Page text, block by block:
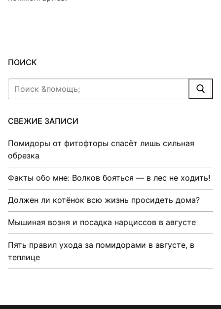
ПОИСК
Найти:
СВЕЖИЕ ЗАПИСИ
Помидоры от фитофторы спасёт лишь сильная
обрезка
Факты обо мне: Волков бояться — в лес не ходить!
Должен ли котёнок всю жизнь просидеть дома?
Мышиная возня и посадка нарциссов в августе
Пять правил ухода за помидорами в августе, в
теплице